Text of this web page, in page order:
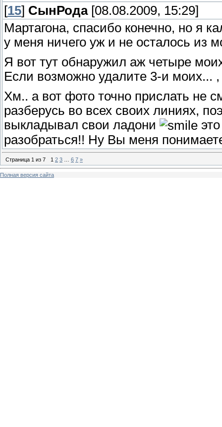
[15] СынРода[08.08.2009, 15:29]
Мартагона, спасибо конечно, но я
у меня ничего уж и не осталось из
Я вот тут обнаружил аж четыре
Если возможно удалите 3-и моих... ,
Хм.. а вот фото точно прислать не
разберусь во всех своих линиях,
выкладывал свои ладони
разобраться!! Ну Вы меня
Страница 1 из 7 1 2 3 6 7 »
Полная версия сайта